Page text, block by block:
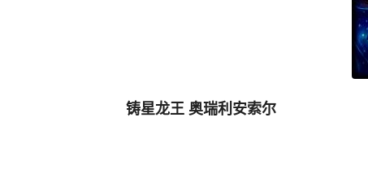
铸星龙王 奥瑞利安索尔